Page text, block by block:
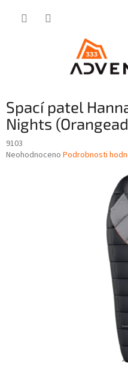
Spací patel
Nights
9103
Průměrné
Neohodnoceno Podrobnosti